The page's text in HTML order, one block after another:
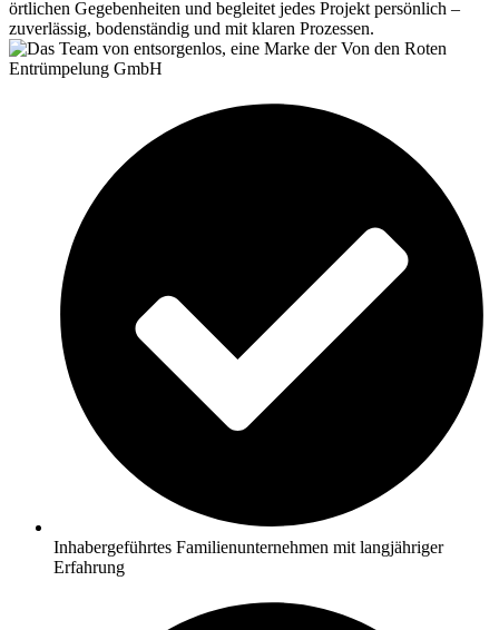
örtlichen Gegebenheiten und begleitet jedes Projekt persönlich –
zuverlässig, bodenständig und mit klaren Prozessen.
Inhabergeführtes Familienunternehmen mit langjähriger
Erfahrung